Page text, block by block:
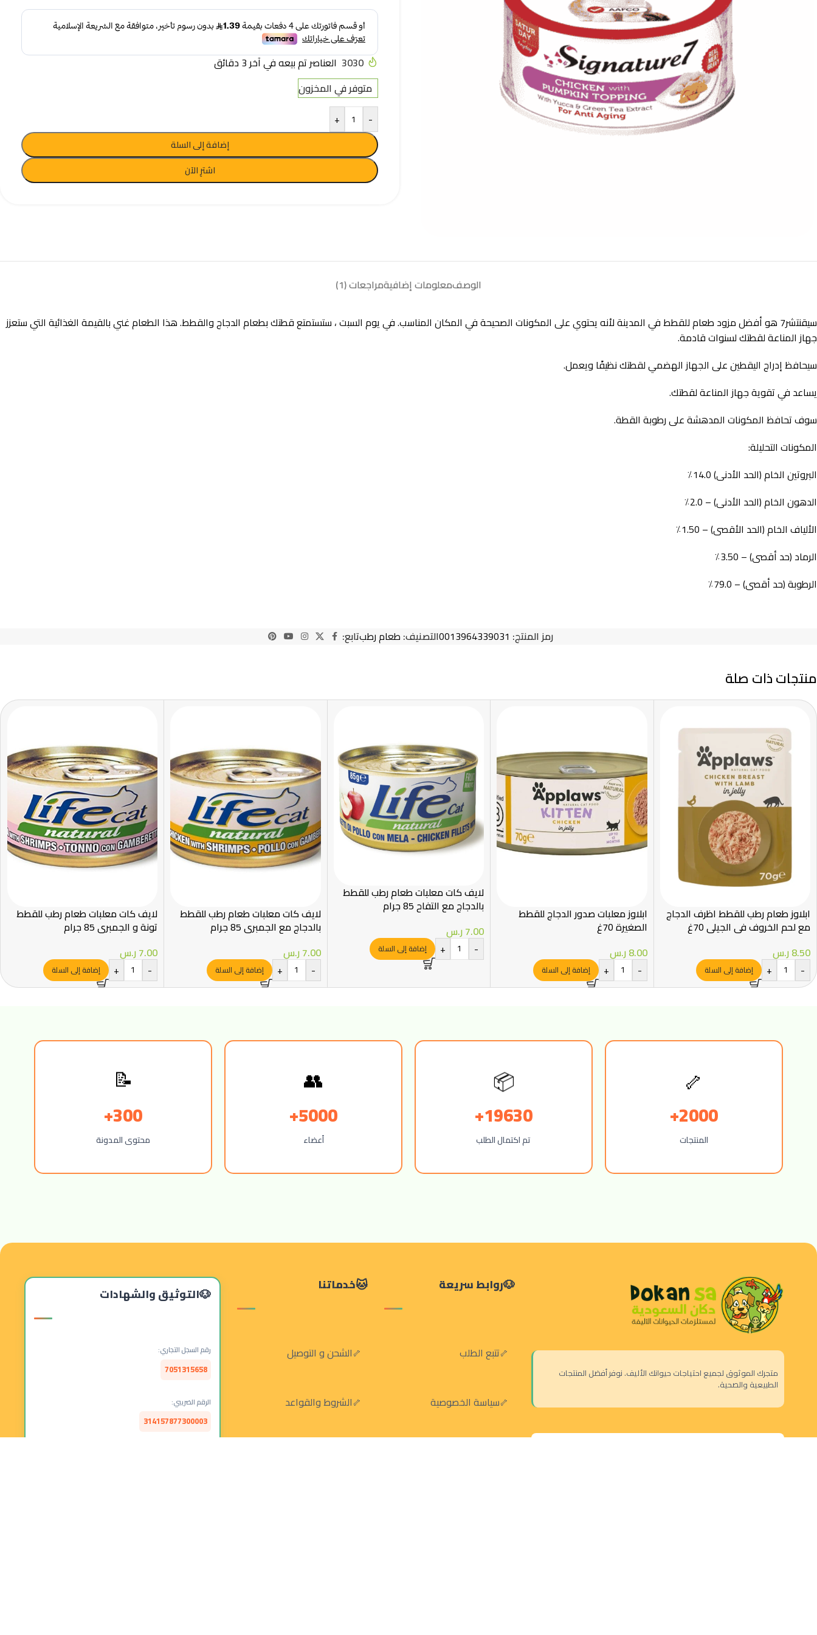
3030 العناصر تم بيعه في آخر 3 دقائق
متوفر في المخزون
-
+
إضافة إلى السلة
اشترِ الآن
الوصفمعلومات إضافيةمراجعات (1)
سيقنتشر7 هو أفضل مزود طعام للقطط في المدينة لأنه يحتوي على المكونات الصحيحة في المكان المناسب. في يوم السبت ، ستستمتع قطتك بطعام الدجاج والقطط. هذا الطعام غني بالقيمة الغذائية التي ستعزز
جهاز المناعة لقطتك لسنوات قادمة.
سيحافظ إدراج اليقطين على الجهاز الهضمي لقطتك نظيفًا ويعمل.
يساعد في تقوية جهاز المناعة لقطتك.
سوف تحافظ المكونات المدهشة على رطوبة القطة.
المكونات التحليلة:
البروتين الخام (الحد الأدنى) 14.0٪
الدهون الخام (الحد الأدنى) – 2.0٪
الألياف الخام (الحد الأقصى) – 1.50٪
الرماد (حد أقصى) – 3.50٪
الرطوبة (حد أقصى) – 79.0٪
رمز المنتج: 0013964339031التصنيف: طعام رطبتابع:
منتجات ذات صلة
ابلاوز طعام رطب للقطط اظرف الدجاج
مع لحم الخروف في الجيلي 70غ
8.50ر.س
-
+ إضافة إلى السلة
ابلاوز معلبات صدور الدجاج للقطط
الصغيرة 70غ
8.00ر.س
-
+ إضافة إلى السلة
لايف كات معلبات طعام رطب للقطط
بالدجاج مع التفاح 85 جرام
7.00ر.س
-
+ إضافة إلى السلة
لايف كات معلبات طعام رطب للقطط
بالدجاج مع الجمبري 85 جرام
7.00ر.س
-
+ إضافة إلى السلة
لايف كات معلبات طعام رطب للقطط
تونة و الجمبري 85 جرام
7.00ر.س
-
+ إضافة إلى السلة
🦴
2000+
المنتجات
📦
19630+
تم اكتمال الطلب
👥
5000+
أعضاء
📝
300+
محتوى المدونة
متجرك الموثوق لجميع احتياجات حيوانك الأليف. نوفر أفضل المنتجات
الطبيعية والصحية.
روابط سريعة
تتبع الطلب
سياسة الخصوصية
خدماتنا
الشحن و التوصيل
الشروط والقواعد
التوثيق والشهادات
رقم السجل التجاري:
7051315658
الرقم الضريبي:
314157877300003